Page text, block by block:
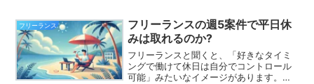
これやりとりして購入、みたいな一般的
な流れだと思います。とは...
フリーランス
フリーランスの週5案件で平日休
みは取れるのか?
フリーランスと聞くと、「好きなタイミ
ングで働けて休日は自分でコントロール
可能」みたいなイメージがあります。し